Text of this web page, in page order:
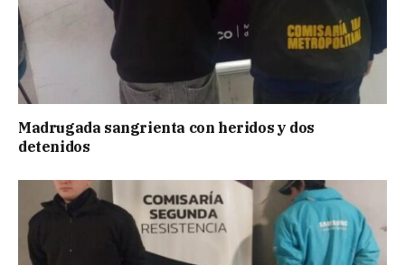
Madrugada sangrienta con heridos y dos
detenidos